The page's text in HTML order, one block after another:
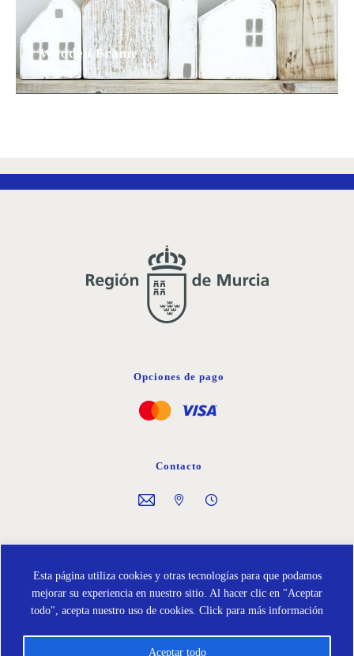
Esta página utiliza cookies y otras tecnologías para que podamos
mejorar su experiencia en nuestro sitio. Al hacer clic en "Aceptar
todo", acepta nuestro uso de cookies. Click para más información
Aceptar todo
16 febrero, 2017
Wooden Frame
Opciones de pago
Contacto